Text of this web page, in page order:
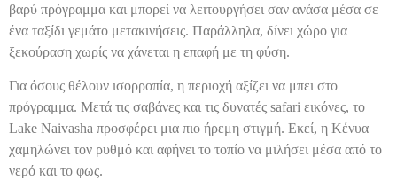
βαρύ πρόγραμμα και μπορεί να λειτουργήσει σαν ανάσα μέσα σε
ένα ταξίδι γεμάτο μετακινήσεις. Παράλληλα, δίνει χώρο για
ξεκούραση χωρίς να χάνεται η επαφή με τη φύση.
Για όσους θέλουν ισορροπία, η περιοχή αξίζει να μπει στο
πρόγραμμα. Μετά τις σαβάνες και τις δυνατές safari εικόνες, το
Lake Naivasha προσφέρει μια πιο ήρεμη στιγμή. Εκεί, η Κένυα
χαμηλώνει τον ρυθμό και αφήνει το τοπίο να μιλήσει μέσα από το
νερό και το φως.